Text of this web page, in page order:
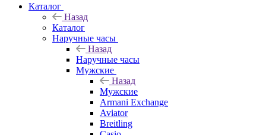
Каталог
Назад
Каталог
Наручные часы
Назад
Наручные часы
Мужские
Назад
Мужские
Armani Exchange
Aviator
Breitling